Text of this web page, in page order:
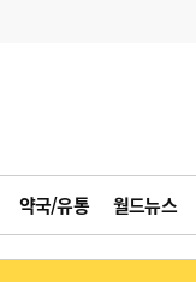
약국/유통 월드뉴스